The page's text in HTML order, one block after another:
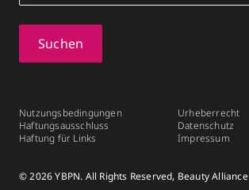
Suchen
Nutzungsbedingungen
Haftungsausschluss
Haftung für Links
Urheberrecht
Datenschutz
Impressum
© 2026 YBPN. All Rights Reserved, Beauty Alliance